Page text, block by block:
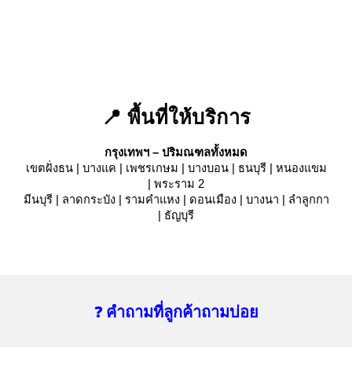
📍 พื้นที่ให้บริการ
กรุงเทพฯ – ปริมณฑลทั้งหมด
เขตฝั่งธน | บางแค | เพชรเกษม | บางบอน | ธนบุรี | หนองแขม
| พระราม 2
มีนบุรี | ลาดกระบัง | รามคำแหง | ดอนเมือง | บางนา | ลำลูกกา
| ธัญบุรี
❓ คำถามที่ลูกค้าถามบ่อย